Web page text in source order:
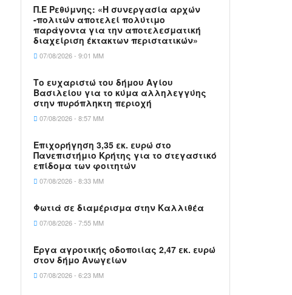
Π.Ε Ρεθύμνης: «Η συνεργασία αρχών
-πολιτών αποτελεί πολύτιμο
παράγοντα για την αποτελεσματική
διαχείριση έκτακτων περιστατικών»
07/08/2026 - 9:01 ΜΜ
Το ευχαριστώ του δήμου Αγίου
Βασιλείου για το κύμα αλληλεγγύης
στην πυρόπληκτη περιοχή
07/08/2026 - 8:57 ΜΜ
Επιχορήγηση 3,35 εκ. ευρώ στο
Πανεπιστήμιο Κρήτης για το στεγαστικό
επίδομα των φοιτητών
07/08/2026 - 8:33 ΜΜ
Φωτιά σε διαμέρισμα στην Καλλιθέα
07/08/2026 - 7:55 ΜΜ
Έργα αγροτικής οδοποιίας 2,47 εκ. ευρώ
στον δήμο Ανωγείων
07/08/2026 - 6:23 ΜΜ